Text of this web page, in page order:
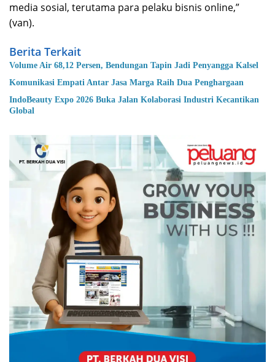
media sosial, terutama para pelaku bisnis online,”
(van).
Berita Terkait
Volume Air 68,12 Persen, Bendungan Tapin Jadi Penyangga Kalsel
Komunikasi Empati Antar Jasa Marga Raih Dua Penghargaan
IndoBeauty Expo 2026 Buka Jalan Kolaborasi Industri Kecantikan
Global